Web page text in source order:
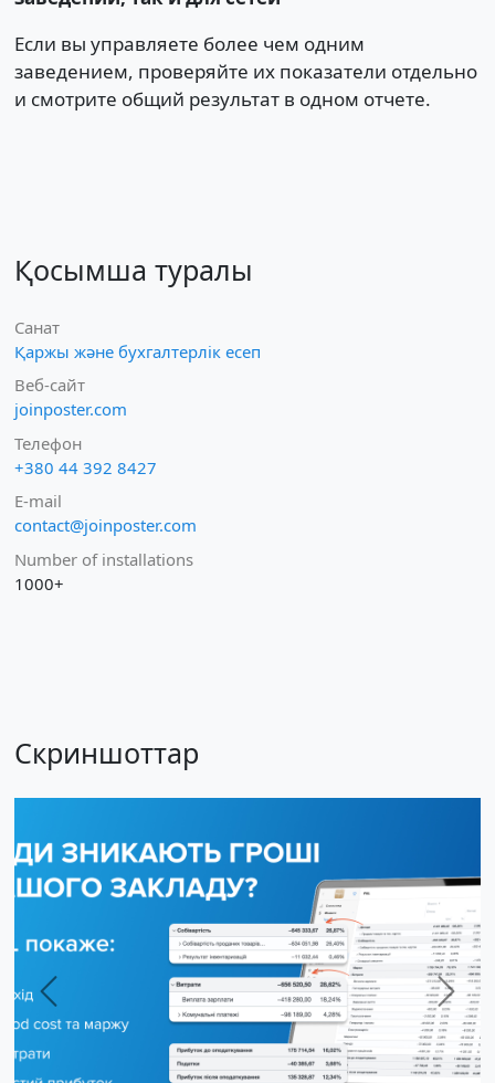
Если вы управляете более чем одним
заведением, проверяйте их показатели отдельно
и смотрите общий результат в одном отчете.
Қосымша туралы
Санат
Қаржы және бухгалтерлік есеп
Веб-сайт
joinposter.com
Телефон
+380 44 392 8427
E-mail
contact@joinposter.com
Number of installations
1000+
Скриншоттар
Previous Next